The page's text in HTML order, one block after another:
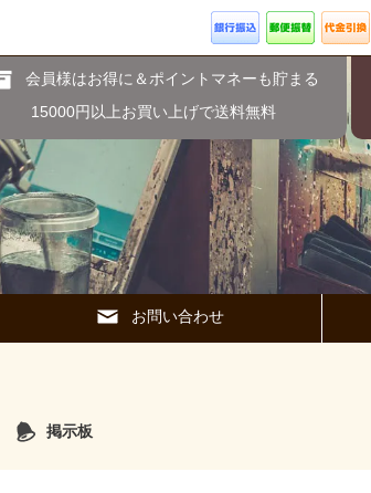
会員様はお得に＆ポイントマネーも貯まる
15000円以上お買い上げで送料無料
お問い合わせ
掲示板